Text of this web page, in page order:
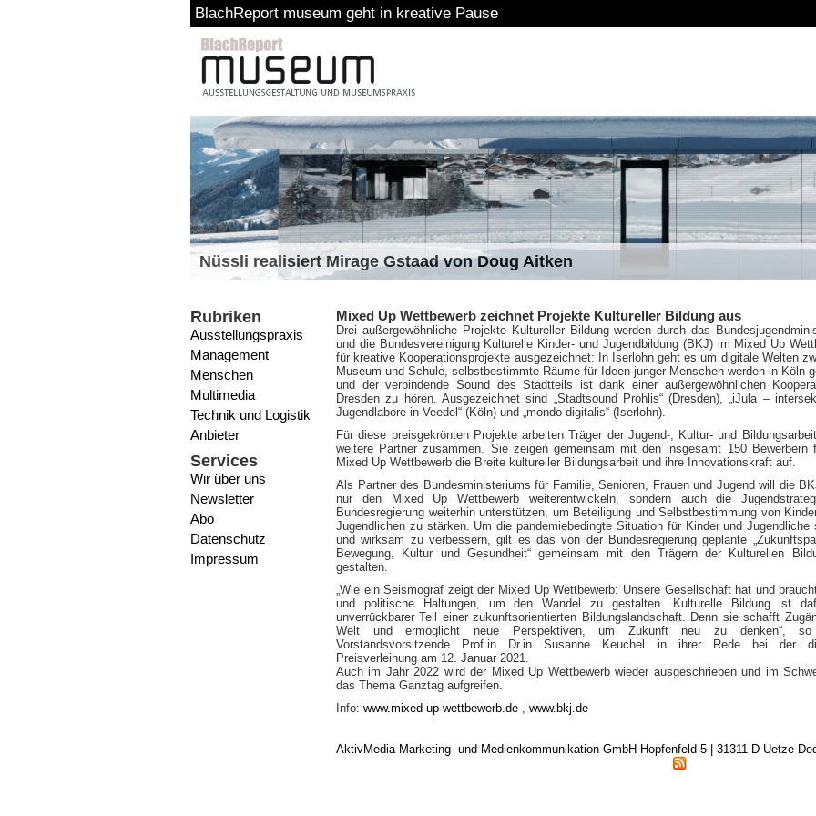
BlachReport museum geht in kreative Pause
Nüssli realisiert Mirage Gstaad von Doug Aitken
Rubriken
Ausstellungspraxis
Management
Menschen
Multimedia
Technik und Logistik
Anbieter
Services
Wir über uns
Newsletter
Abo
Datenschutz
Impressum
Mixed Up Wettbewerb zeichnet Projekte Kultureller Bildung aus
Drei außergewöhnliche Projekte Kultureller Bildung werden durch das
und die Bundesvereinigung Kulturelle Kinder- und Jugendbildung (BKJ) im Mixed Up
für kreative Kooperationsprojekte ausgezeichnet: In Iserlohn geht es um digitale Welten
Museum und Schule, selbstbestimmte Räume für Ideen junger Menschen werden in Köln
und der verbindende Sound des Stadtteils ist dank einer außergewöhnlichen
Dresden zu hören. Ausgezeichnet sind „Stadtsound Prohlis“ (Dresden), „iJula –
Jugendlabore in Veedel“ (Köln) und „mondo digitalis“ (Iserlohn).
Für diese preisgekrönten Projekte arbeiten Träger der Jugend-, Kultur- und
weitere Partner zusammen. Sie zeigen gemeinsam mit den insgesamt 150 Bewerbern
Mixed Up Wettbewerb die Breite kultureller Bildungsarbeit und ihre Innovationskraft auf.
Als Partner des Bundesministeriums für Familie, Senioren, Frauen und Jugend will die
nur den Mixed Up Wettbewerb weiterentwickeln, sondern auch die
Bundesregierung weiterhin unterstützen, um Beteiligung und Selbstbestimmung von
Jugendlichen zu stärken. Um die pandemiebedingte Situation für Kinder und Jugendliche
und wirksam zu verbessern, gilt es das von der Bundesregierung geplante
Bewegung, Kultur und Gesundheit“ gemeinsam mit den Trägern der Kulturellen
gestalten.
„Wie ein Seismograf zeigt der Mixed Up Wettbewerb: Unsere Gesellschaft hat und
und politische Haltungen, um den Wandel zu gestalten. Kulturelle Bildung ist
unverrückbarer Teil einer zukunftsorientierten Bildungslandschaft. Denn sie schafft
Welt und ermöglicht neue Perspektiven, um Zukunft neu zu denken“,
Vorstandsvorsitzende Prof.in Dr.in Susanne Keuchel in ihrer Rede bei der
Preisverleihung am 12. Januar 2021.
Auch im Jahr 2022 wird der Mixed Up Wettbewerb wieder ausgeschrieben und im
das Thema Ganztag aufgreifen.
Info: www.mixed-up-wettbewerb.de , www.bkj.de
AktivMedia Marketing- und Medienkommunikation GmbH Hopfenfeld 5 | 31311 D-Uetze-